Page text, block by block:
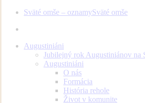
Sväté omše – oznamySväté omše
Augustiniáni
Jubilejný rok Augustiniánov na
Augustiniáni
O nás
Formácia
História rehole
Život v komunite